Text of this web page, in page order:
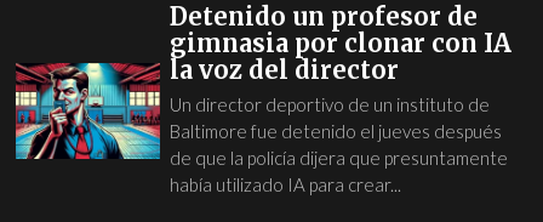
Detenido un profesor de
gimnasia por clonar con IA
la voz del director
Un director deportivo de un instituto de
Baltimore fue detenido el jueves después
de que la policía dijera que presuntamente
había utilizado IA para crear...